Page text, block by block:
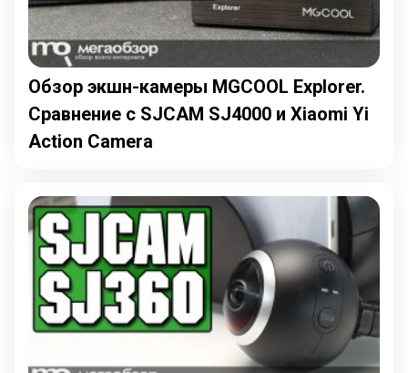
Обзор экшн-камеры MGCOOL Explorer.
Сравнение с SJCAM SJ4000 и Xiaomi Yi
Action Camera